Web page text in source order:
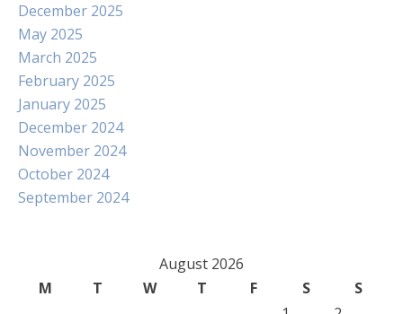
December 2025
May 2025
March 2025
February 2025
January 2025
December 2024
November 2024
October 2024
September 2024
August 2026
M
T W T F S
S